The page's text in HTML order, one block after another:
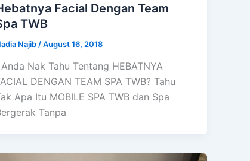
Facial Dengan Team
TWB
Najib /August 16, 2018
Anda Nak Tahu Tentang HEBATNYA
DENGAN TEAM SPA TWB? Tahu
Apa Itu MOBILE SPA TWB dan Spa
Tanpa